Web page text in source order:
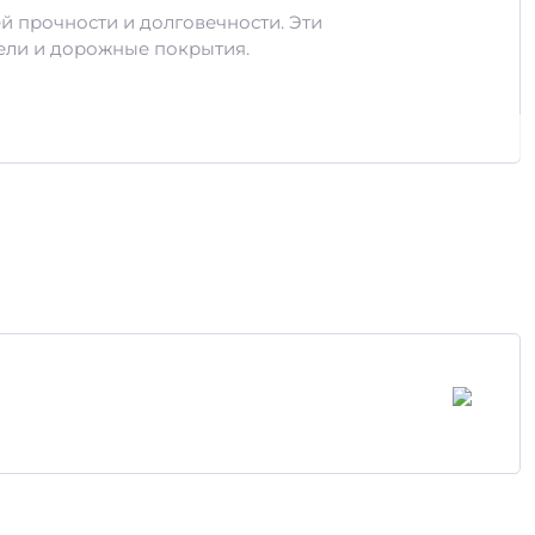
прочности и долговечности. Эти
и дорожные покрытия.